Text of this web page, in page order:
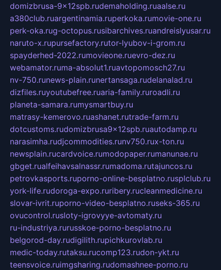
domizbrusa-9x12spb.rudemaholding.ruaalse.ru
a380club.ruargentinamia.ruperkoka.rumovie-one.ru
perk-oka.rug-octopus.rusibarchives.ruandreislyusar.ru
naruto-x.rupursefactory.rutor-lyubov-i-grom.ru
spayderhed-2022.rumovieone.ruevro-dez.ru
webamator.ruma-absolut1.ruavtopomosch27.ru
nv-750.runews-plain.runertansaga.rudelanalad.ru
dizfiles.ruyoutubefree.ruaria-family.ruroadli.ru
planeta-samara.rumysmartbuy.ru
matrasy-kemerovo.ruashanet.rutrade-farm.ru
dotcustoms.rudomizbrusa9x12spb.ruautodamp.ru
narasimha.rudjcommodities.runv750.rux-ton.ru
newsplain.rucardvoice.rumodopaper.rumanunae.ru
gbget.rualfeihavsalnassr.rumadoma.rutajuncos.ru
petrovkasports.ruporno-online-besplatno.rusplclub.ru
york-life.rudoroga-expo.ruribery.rucleanmedicine.ru
slovar-ivrit.ruporno-video-besplatno.ruseks-365.ru
ovucontrol.rusloty-igrovyye-avtomaty.ru
ru-industriya.rurusskoe-porno-besplatno.ru
belgorod-day.rudigilith.rupichkurovlab.ru
medic-today.rutaksu.rucomp123.rudon-ykt.ru
teensvoice.ruimgsharing.rudomashnee-porno.ru